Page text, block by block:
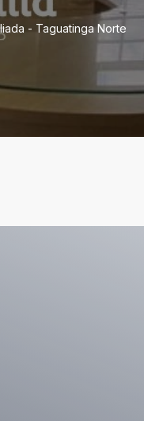
- Taguatinga Norte